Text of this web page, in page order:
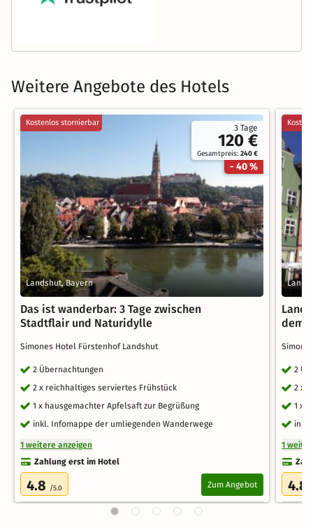
Weitere Angebote des Hotels
3 Tage
120 €
Gesamtpreis:240 €
- 40 %
Kostenlos stornierbar
Landshut, Bayern
Das ist wanderbar: 3 Tage zwischen
Stadtflair und Naturidylle
Simones Hotel Fürstenhof Landshut
2 Übernachtungen
2 x reichhaltiges serviertes Frühstück
1 x hausgemachter Apfelsaft zur Begrüßung
inkl. Infomappe der umliegenden Wanderwege
1 weitere anzeigen
Zahlung erst im Hotel
4.8 /5.0 Zum Angebot
dem
2
2 x
1 x
inkl.
1
4.8